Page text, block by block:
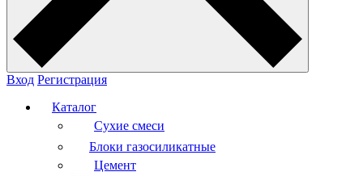
Вход Регистрация
Каталог
Сухие смеси
Блоки газосиликатные
Цемент